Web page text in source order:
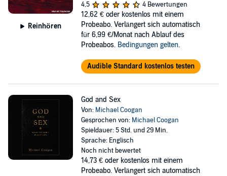
Reinhören
4,5
4 Bewertungen
12,62 € oder kostenlos mit einem
Probeabo. Verlängert sich automatisch
für 6,99 €/Monat nach Ablauf des
Probeabos. Bedingungen gelten.
Audible Standard kostenlos testen
God and Sex
Von: Michael Coogan
Gesprochen von: Michael Coogan
Spieldauer: 5 Std. und 29 Min.
Sprache: Englisch
Noch nicht bewertet
14,73 € oder kostenlos mit einem
Probeabo. Verlängert sich automatisch